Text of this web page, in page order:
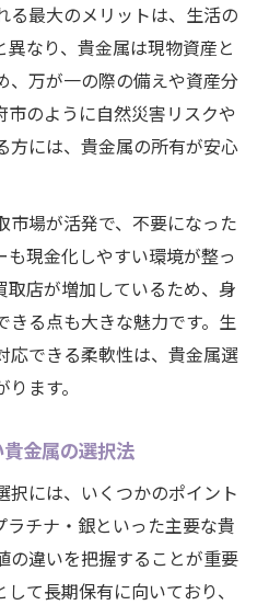
る最大のメリットは、生活の
なり、貴金属は現物資産と
、万が一の際の備えや資産分
のように自然災害リスクや
方には、貴金属の所有が安心
市場が活発で、不要になった
も現金化しやすい環境が整っ
取店が増加しているため、身
きる点も大きな魅力です。生
応できる柔軟性は、貴金属選
ます。
金属の選択法
択には、いくつかのポイント
チナ・銀といった主要な貴
の違いを把握することが重要
て長期保有に向いており、